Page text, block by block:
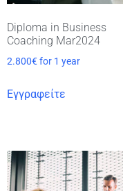
Diploma in Business
Coaching Mar2024
2.800€for 1 year
Εγγραφείτε